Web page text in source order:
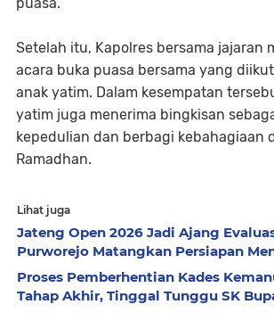
Setelah itu, Kapolres bersama jajaran
acara buka puasa bersama yang
anak yatim. Dalam kesempatan
yatim juga menerima bingkisan
kepedulian dan berbagi kebahagiaan
Ramadhan.
Lihat juga
Jateng Open 2026 Jadi Ajang
Purworejo Matangkan Persiapan
Proses Pemberhentian Kades
Tahap Akhir, Tinggal Tunggu SK